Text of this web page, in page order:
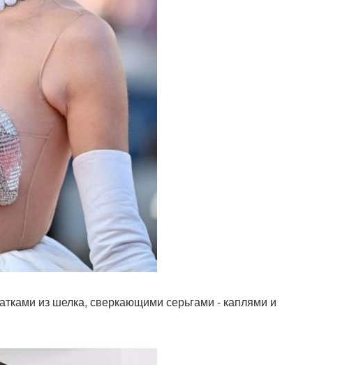
из шелка, сверкающими серьгами - каплями и